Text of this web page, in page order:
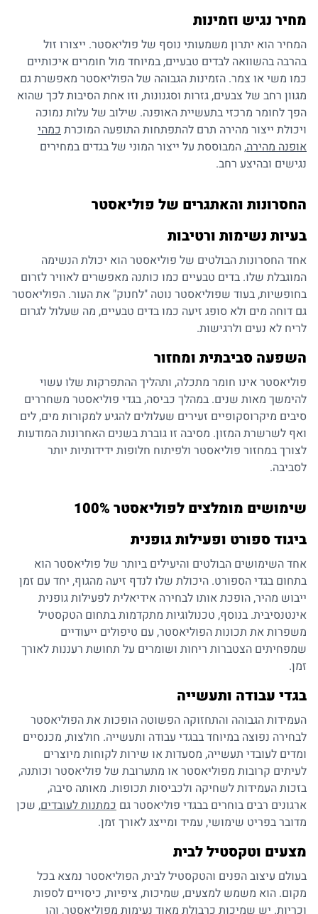
מחיר נגיש וזמינות
המחיר הוא יתרון משמעותי נוסף של פוליאסטר. ייצורו זול
בהרבה בהשוואה לבדים טבעיים, במיוחד מול חומרים איכותיים
כמו משי או צמר. הזמינות הגבוהה של הפוליאסטר מאפשרת גם
מגוון רחב של צבעים, גזרות וסגנונות, וזו אחת הסיבות לכך שהוא
הפך לחומר מרכזי בתעשיית האופנה. שילוב של עלות נמוכה
ויכולת ייצור מהירה תרם להתפתחות התופעה המוכרתכמהי
אופנה מהירה, המבוססת על ייצור המוני של בגדים במחירים
נגישים ובהיצע רחב.
החסרונות והאתגרים של פוליאסטר
בעיות נשימות ורטיבות
אחד החסרונות הבולטים של פוליאסטר הוא יכולת הנשימה
המוגבלת שלו. בדים טבעיים כמו כותנה מאפשרים לאוויר לזרום
בחופשיות, בעוד שפוליאסטר נוטה "לחנוק" את העור. הפוליאסטר
גם דוחה מים ולא סופג זיעה כמו בדים טבעיים, מה שעלול לגרום
לריח לא נעים ולרגישות.
השפעה סביבתית ומחזור
פוליאסטר אינו חומר מתכלה, ותהליך ההתפרקות שלו עשוי
להימשך מאות שנים. במהלך כביסה, בגדי פוליאסטר משחררים
סיבים מיקרוסקופיים זעירים שעלולים להגיע למקורות מים, לים
ואף לשרשרת המזון. מסיבה זו גוברת בשנים האחרונות המודעות
לצורך במחזור פוליאסטר ולפיתוח חלופות ידידותיות יותר
לסביבה.
שימושים מומלצים לפוליאסטר 100%
ביגוד ספורט ופעילות גופנית
אחד השימושים הבולטים והיעילים ביותר של פוליאסטר הוא
בתחום בגדי הספורט. היכולת שלו לנדף זיעה מהגוף, יחד עם זמן
ייבוש מהיר, הופכת אותו לבחירה אידיאלית לפעילות גופנית
אינטנסיבית. בנוסף, טכנולוגיות מתקדמות בתחום הטקסטיל
משפרות את תכונות הפוליאסטר, עם טיפולים ייעודיים
שמפחיתים הצטברות ריחות ושומרים על תחושת רעננות לאורך
זמן.
בגדי עבודה ותעשייה
העמידות הגבוהה והתחזוקה הפשוטה הופכות את הפוליאסטר
לבחירה נפוצה במיוחד בבגדי עבודה ותעשייה. חולצות, מכנסיים
ומדים לעובדי תעשייה, מסעדות או שירות לקוחות מיוצרים
לעיתים קרובות מפוליאסטר או מתערובת של פוליאסטר וכותנה,
בזכות העמידות לשחיקה ולכביסות תכופות. מאותה סיבה,
ארגונים רבים בוחרים בבגדי פוליאסטר גם כמתנות לעובדים, שכן
מדובר בפריט שימושי, עמיד ומייצג לאורך זמן.
מצעים וטקסטיל לבית
בעולם עיצוב הפנים והטקסטיל לבית, הפוליאסטר נמצא בכל
מקום. הוא משמש למצעים, שמיכות, ציפיות, כיסויים לספות
וכריות. יש שמיכות כרבולת מאוד נעימות מפוליאסטר, והן